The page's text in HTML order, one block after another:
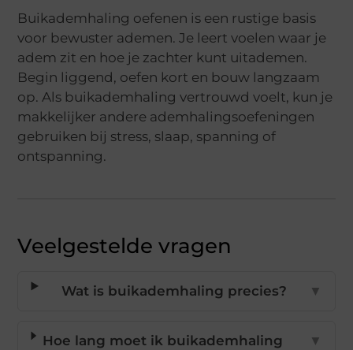
Buikademhaling oefenen is een rustige basis
voor bewuster ademen. Je leert voelen waar je
adem zit en hoe je zachter kunt uitademen.
Begin liggend, oefen kort en bouw langzaam
op. Als buikademhaling vertrouwd voelt, kun je
makkelijker andere ademhalingsoefeningen
gebruiken bij stress, slaap, spanning of
ontspanning.
Veelgestelde vragen
Wat is buikademhaling precies? ▼
Hoe lang moet ik buikademhaling
▼